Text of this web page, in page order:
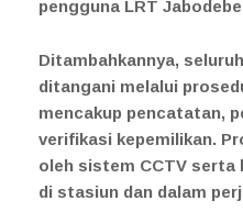
pengguna LRT
Ditambahkannya,
ditangani melalui
mencakup pencatatan,
verifikasi kepemilikan.
oleh sistem CCTV
di stasiun dan dalam